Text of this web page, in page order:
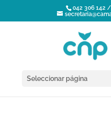
042 306 142
Seleccionar página